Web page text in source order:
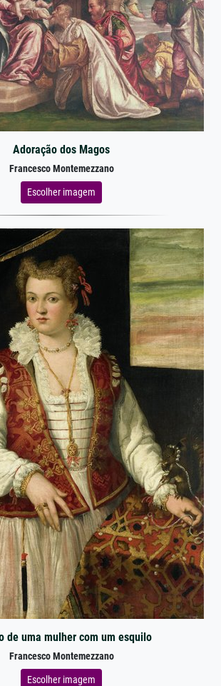
Adoração dos Magos
Francesco Montemezzano
Escolher imagem
de uma mulher com um esquilo
Francesco Montemezzano
Escolher imagem